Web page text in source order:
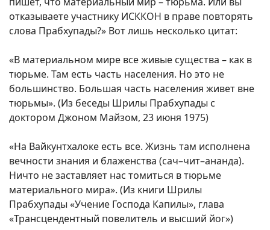
отказываете участнику ИСККОН в праве повторять
слова Прабхупады?» Вот лишь несколько цитат:
«В материальном мире все живые существа – как в
тюрьме. Там есть часть населения. Но это не
большинство. Большая часть населения живет вне
тюрьмы». (Из беседы Шрилы Прабхупады с
доктором Джоном Майзом, 23 июня 1975)
«На Вайкунтхалоке есть все. Жизнь там исполнена
вечности знания и блаженства (сач–чит–ананда).
Ничто не заставляет нас томиться в тюрьме
материального мира». (Из книги Шрилы
Прабхупады «Учение Господа Капилы», глава
«Трансцендентный повелитель и высший йог»)